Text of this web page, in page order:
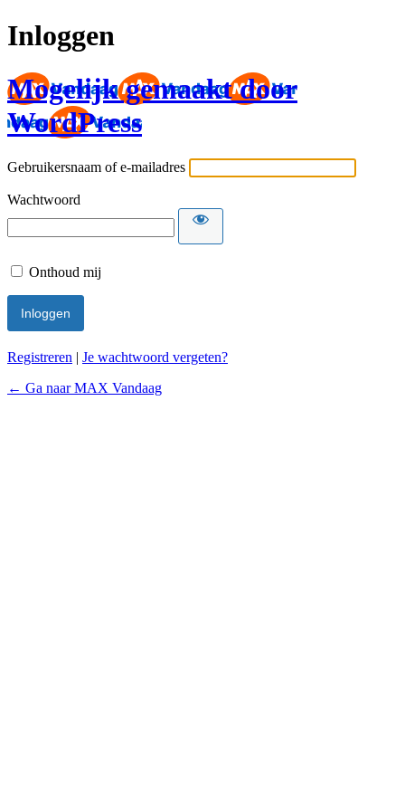
Inloggen
Mogelijk gemaakt door
WordPress
Gebruikersnaam of e-mailadres
Wachtwoord
Onthoud mij
Registreren | Je wachtwoord vergeten?
← Ga naar MAX Vandaag